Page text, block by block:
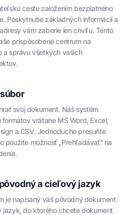
cestu založením bezplatného
Poskytnutie základných informácií a
vám zaberie len chvíľu. Tento
prispôsobené centrum na
a správu všetkých vašich
svoj dokument. Náš systém
vrátane MS Word, Excel,
a CSV. Jednoducho presuňte
použite možnosť „Prehľadávať“ na
a cieľový jazyk
je napísaný váš pôvodný dokument.
do ktorého chcete dokument